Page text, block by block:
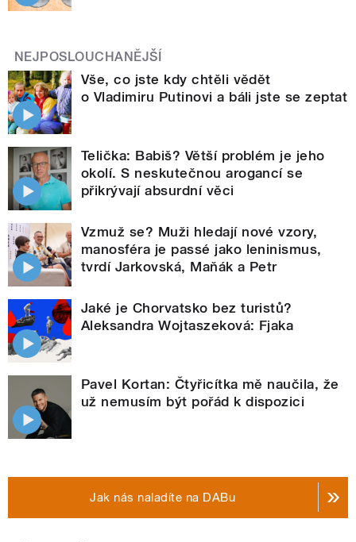
NEJPOSLOUCHANĚJŠÍ
Vše, co jste kdy chtěli vědět
o Vladimiru Putinovi a báli jste se zeptat
Telička: Babiš? Větší problém je jeho
okolí. S neskutečnou arogancí se
přikrývají absurdní věci
Vzmuž se? Muži hledají nové vzory,
manosféra je passé jako leninismus,
tvrdí Jarkovská, Maňák a Petr
Jaké je Chorvatsko bez turistů?
Aleksandra Wojtaszeková: Fjaka
Pavel Kortan: Čtyřicítka mě naučila, že
už nemusím být pořád k dispozici
Jak nás naladíte na DABu